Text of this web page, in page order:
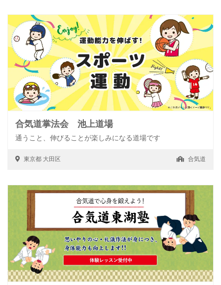
合気道掌法会 池上道場
通うこと、伸びることが楽しみになる道場です
東京都 大田区 合気道